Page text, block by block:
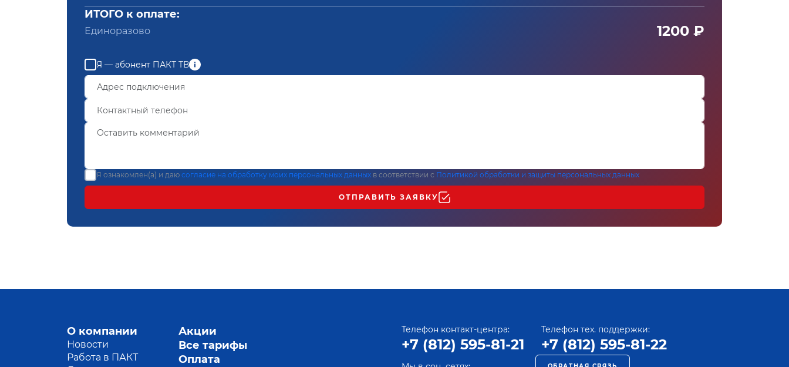
ИТОГО к оплате:
Единоразово 1200 ₽
Я — абонент ПАКТ ТВ
Я ознакомлен(а) и даю согласие на обработку моих персональных данных в соответствии с Политикой обработки и защиты персональных данных
ОТПРАВИТЬ ЗАЯВКУ
О компании
Новости
Работа в ПАКТ
Акции
Все тарифы
Оплата
Телефон контакт-центра:
+7 (812) 595-81-21
Телефон тех. поддержки:
+7 (812) 595-81-22